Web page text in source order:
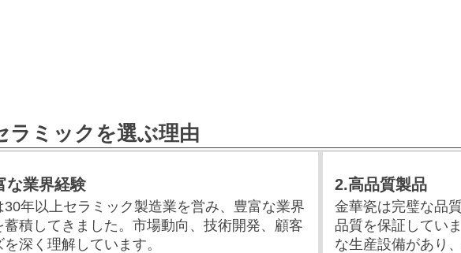
ラミックを選ぶ理由
な業界経験
30年以上セラミック製造業を営み、豊富な業界
蓄積してきました。市場動向、技術開発、顧客
を深く理解しています。
2.高品質製品
金華瓷は完璧な品
品質を保証してい
な生産設備があり